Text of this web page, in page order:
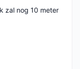
zal nog 10 meter